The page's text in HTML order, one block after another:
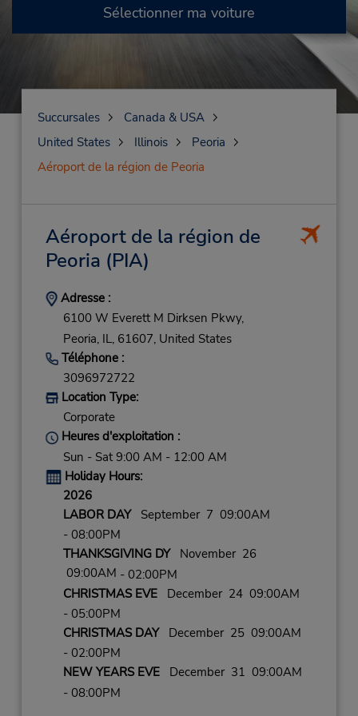
Sélectionner ma voiture
Succursales
Canada & USA
United States
Illinois
Peoria
Aéroport de la région de Peoria
Aéroport de la région de
Peoria (PIA)
Adresse :
6100 W Everett M Dirksen Pkwy,
Peoria, IL, 61607, United States
Téléphone :
3096972722
Location Type:
Corporate
Heures d'exploitation :
Sun - Sat 9:00 AM - 12:00 AM
Holiday Hours:
2026
LABOR DAYSeptember 7 09:00AM
- 08:00PM
THANKSGIVING DYNovember 26
09:00AM - 02:00PM
CHRISTMAS EVEDecember 24 09:00AM
- 05:00PM
CHRISTMAS DAYDecember 25 09:00AM
- 02:00PM
NEW YEARS EVEDecember 31 09:00AM
- 08:00PM